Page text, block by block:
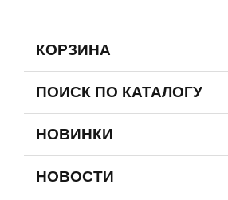
КОРЗИНА
ПОИСК ПО КАТАЛОГУ
НОВИНКИ
НОВОСТИ